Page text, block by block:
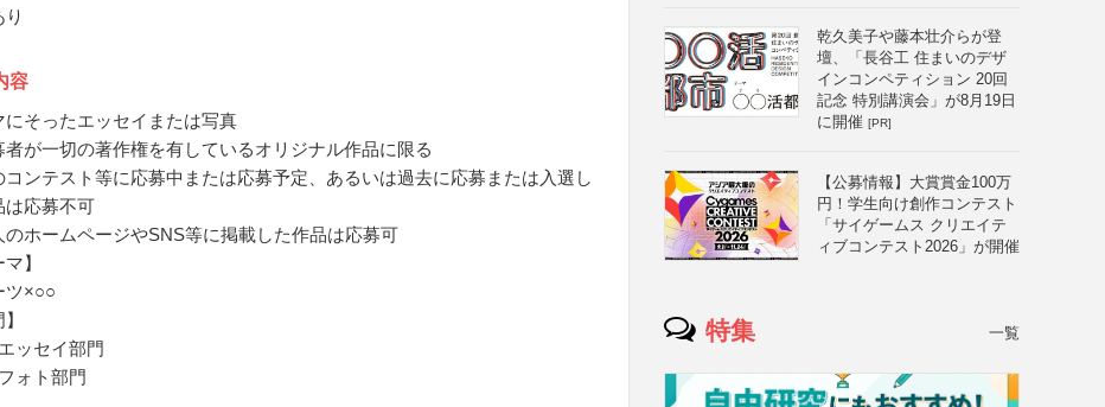
容
にそったエッセイまたは写真
が一切の著作権を有しているオリジナル作品に限る
ンテスト等に応募中または応募予定、あるいは過去に応募または入選し
は応募不可
ホームページやSNS等に掲載した作品は応募可
マ】
ツ×○○
エッセイ部門
ォト部門
乾久美子や藤本壮介らが登
壇、「長谷工 住まいのデザ
インコンペティション 20回
記念 特別講演会」が8月19日
に開催 [PR]
【公募情報】大賞賞金100万
円！学生向け創作コンテスト
「サイゲームス クリエイテ
ィブコンテスト2026」が開催
特集 一覧